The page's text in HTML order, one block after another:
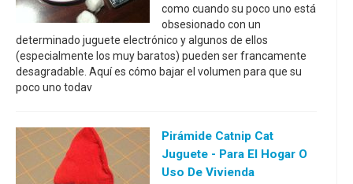
como cuando su poco uno está
obsesionado con un
determinado juguete electrónico y algunos de ellos
(especialmente los muy baratos) pueden ser francamente
desagradable. Aquí es cómo bajar el volumen para que su
poco uno todav
Pirámide Catnip Cat
Juguete - Para El Hogar O
Uso De Vivienda